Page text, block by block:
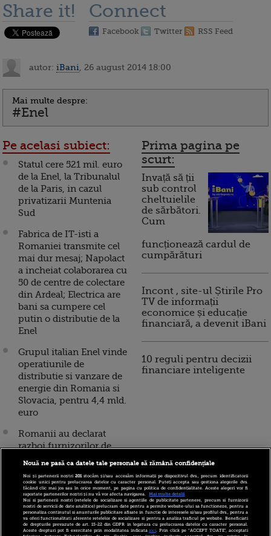
Share it! Connect
Facebook Twitter RSS Feed
autor: iBani , 26 august 2014 18:00
Mai multe despre:
#Enel
Pe acelasi subiect:
Statul cere 521 mil. euro
de la Enel, la Tribunalul
de la Paris, in cazul
privatizarii Muntenia
Sud
Fabrica de IT-isti a
Romaniei transmite cel
mai dur mesaj; Napolact
a incheiat colaborarea cu
50 de centre de colectare
din Ardeal; Electrica are
bani sa cumpere cel
putin o distributie de la
Enel
Grupul italian Enel vinde
operatiunile de
distributie si vanzare de
energie din Romania si
Slovacia, pentru 4,4 mld.
euro
Romanii au declarat
razboi furnizorilor de
energie. Cel mai des
de calcul a facturilor,
penele de curent si
contoarele defecte
Cum am platit facturi
Prima pagina pe
scurt:
Invață să ții
sub control
cheltuielile
de sărbători.
Cum
funcționează cardul de
cumpărături
Incont , site-ul Știrile Pro
TV de informații
economice și educație
financiară, a devenit iBani
10 reguli pentru decizii
financiare inteligente
Nouă ne pasă ca datele tale personale să rămână confidențiale
Noi și partenerii noștri201stocăm și/sau accesăm informații pe dispozitivul dvs., precum identificatorii
cookie unici pentru prelucrarea datelor cu caracter personal. Puteți accepta sau gestiona alegerile dvs.
făcând clic mai jos sau în orice moment, pe pagina cu politica de confidențialitate. Aceste alegeri vor fi
raportate partenerilor noștri și nu vă vor afecta navigarea.
Mai multe detalii
Noi si partenerii nostri (retelele de socializare si agentiile de publicitate partenere, precum si furnizorii
nostri de servicii de date analitice) prelucram date pentru a permite website-ului sa functioneze, pentru a
personaliza continutul si anunturile publicitare afisate in functie de interesele si/sau profilul dvs., pentru a
va oferi functionalitati aferente retelelor de socializare si pentru a analiza traficul pe website. Beneficiati
de drepturile prevazute de art. 15-22 din GDPR in legatura cu prelucrarea datelor cu caracter personal.
Aceste drepturi pot fi exercitate prin modalitatea indicataaici. Prin click pe “ACCEPT TOATE”, acceptati